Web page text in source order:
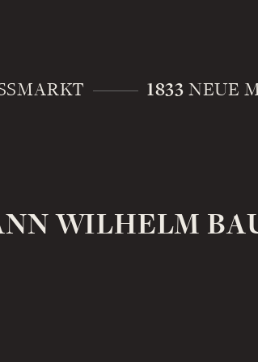
1833 NEUE
WILHELM